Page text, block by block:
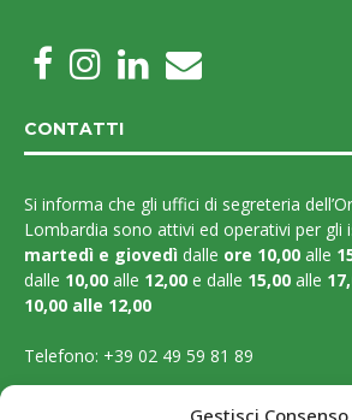
Gestisci Consenso
CONTATTI
Si informa che gli uffici di segreteria
Lombardia sono attivi ed operativi per gli
martedì e giovedì dalle ore 10,00 alle
dalle 10,00 alle 12,00 e dalle 15,00 alle
10,00 alle 12,00
Telefono: +39 02 49 59 81 89
segreteria@ordinebiologilombardia.it